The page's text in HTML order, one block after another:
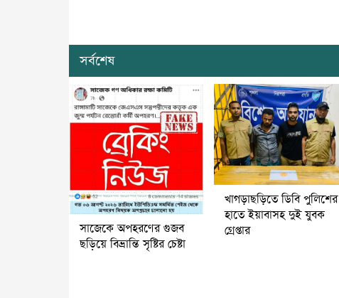
সর্বশেষ
সাজেকে অপহরণের গুজব
ছড়িয়ে বিভ্রান্তি সৃষ্টির চেষ্টা
খাগড়াছড়িতে ডিবি পুলিশের
হাতে ইয়াবাসহ দুই যুবক
গ্রেপ্তার